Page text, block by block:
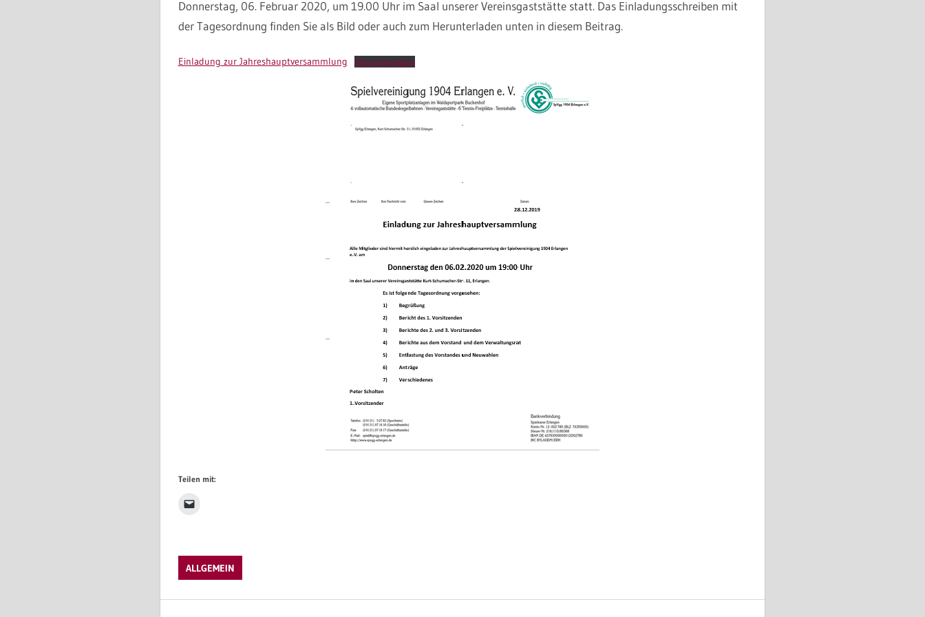
Donnerstag, 06. Februar 2020, um 19.00 Uhr im Saal unserer Vereinsgaststätte statt. Das Einladungsschreiben mit
der Tagesordnung finden Sie als Bild oder auch zum Herunterladen unten in diesem Beitrag.
Einladung zur Jahreshauptversammlung Herunterladen
Teilen mit:
ALLGEMEIN